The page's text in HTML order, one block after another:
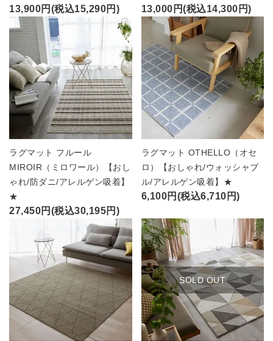
13,900円(税込15,290円) 13,000円(税込14,300円)
ラグマット フルール
MIROIR（ミロワール）【おし
ゃれ/防ダニ/アレルゲン吸着】
★
27,450円(税込30,195円)
ラグマット OTHELLO（オセ
ロ）【おしゃれ/ウォッシャブ
ル/アレルゲン吸着】★
6,100円(税込6,710円)
SOLD OUT